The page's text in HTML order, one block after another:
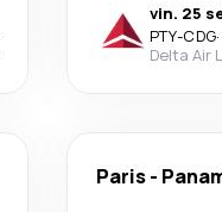
vin. 25
PTY-CDG·
Delta Air
Paris-